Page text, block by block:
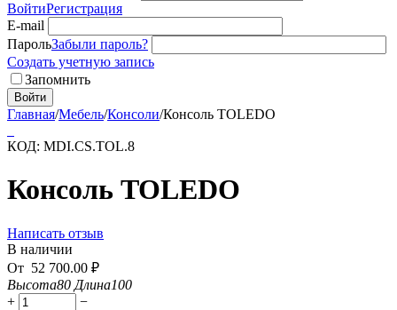
ВойтиРегистрация
E-mail
ПарольЗабыли пароль?
Создать учетную запись
Запомнить
Войти
Главная/Мебель/Консоли/Консоль TOLEDO
КОД: MDI.CS.TOL.8
Консоль TOLEDO
Написать отзыв
В наличии
От 52 700.00 ₽
Высота80 Длина100
+
−